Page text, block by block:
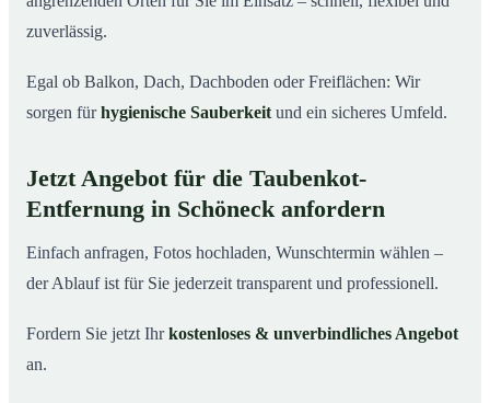
zuverlässig.
Egal ob Balkon, Dach, Dachboden oder Freiflächen: Wir
sorgen fürhygienische Sauberkeit und ein sicheres Umfeld.
Jetzt Angebot für die Taubenkot-
Entfernung in Schöneck anfordern
Einfach anfragen, Fotos hochladen, Wunschtermin wählen –
der Ablauf ist für Sie jederzeit transparent und professionell.
Fordern Sie jetzt Ihrkostenloses & unverbindliches Angebot
an.